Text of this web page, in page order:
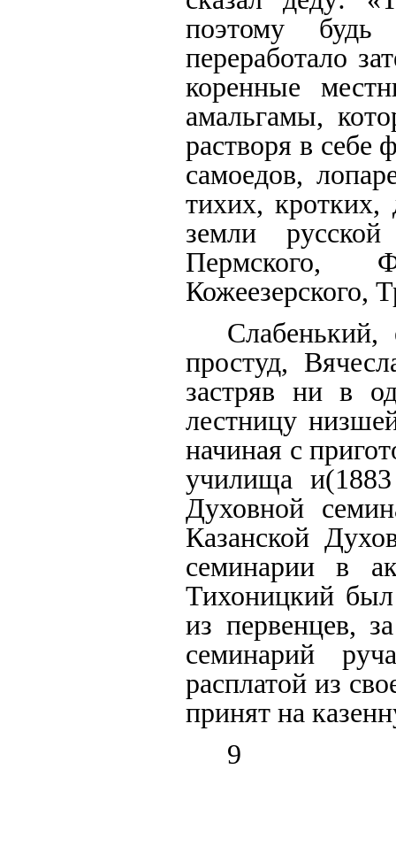
поэтому будь
переработало
коренные
амальгамы,
растворя в себе
самоедов,
тихих, кротких,
земли
Пермского,
Кожеезерского,
простуд,
застряв ни в
лестницу
начиная с
училища
Духовной
Казанской
семинарии в
Тихоницкий
из первенцев,
семинарий
расплатой из
принят на
9